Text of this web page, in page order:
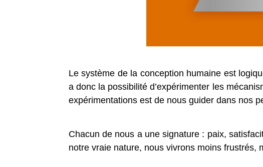
Le système de la conception humaine est
a donc la possibilité d’expérimenter les
expérimentations est de nous guider dans nos
Chacun de nous a une signature : paix,
notre vraie nature, nous vivrons moins frustrés,